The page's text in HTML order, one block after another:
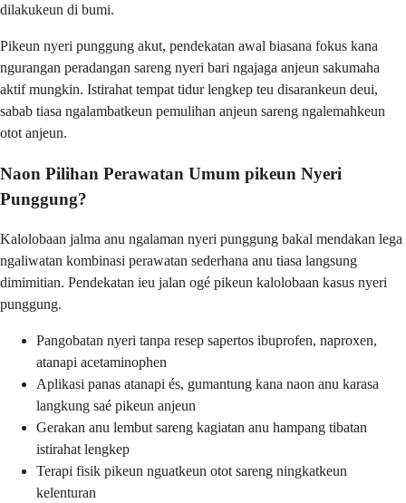
dilakukeun di bumi.
Pikeun nyeri punggung akut, pendekatan awal biasana fokus kana
ngurangan peradangan sareng nyeri bari ngajaga anjeun sakumaha
aktif mungkin. Istirahat tempat tidur lengkep teu disarankeun deui,
sabab tiasa ngalambatkeun pemulihan anjeun sareng ngalemahkeun
otot anjeun.
Naon Pilihan Perawatan Umum pikeun Nyeri
Punggung?
Kalolobaan jalma anu ngalaman nyeri punggung bakal mendakan lega
ngaliwatan kombinasi perawatan sederhana anu tiasa langsung
dimimitian. Pendekatan ieu jalan ogé pikeun kalolobaan kasus nyeri
punggung.
Pangobatan nyeri tanpa resep sapertos ibuprofen, naproxen,
atanapi acetaminophen
Aplikasi panas atanapi és, gumantung kana naon anu karasa
langkung saé pikeun anjeun
Gerakan anu lembut sareng kagiatan anu hampang tibatan
istirahat lengkep
Terapi fisik pikeun nguatkeun otot sareng ningkatkeun
kelenturan